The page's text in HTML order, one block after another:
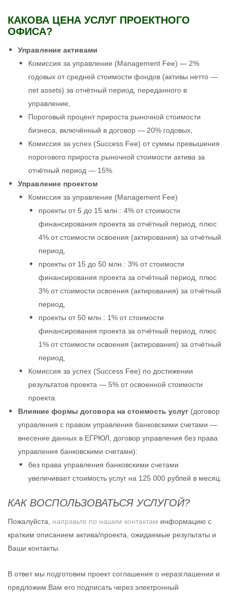
КАКОВА ЦЕНА УСЛУГ ПРОЕКТНОГО
ОФИСА?
Управление активами
Комиссия за управление (Management Fee) — 2%
годовых от средней стоимости фондов (активы нетто —
net assets) за отчётный период, переданного в
управление,
Пороговый процент прироста рыночной стоимости
бизнеса, включённый в договор — 20% годовых,
Комиссия за успех (Success Fee) от суммы превышения
порогового прироста рыночной стоимости актива за
отчётный период — 15%.
Управление проектом
Комиссия за управление (Management Fee)
проекты от 5 до 15 млн.: 4% от стоимости
финансирования проекта за отчётный период, плюс
4% от стоимости освоения (актирования) за отчётный
период,
проекты от 15 до 50 млн.: 3% от стоимости
финансирования проекта за отчётный период, плюс
3% от стоимости освоения (актирования) за отчётный
период,
проекты от 50 млн.: 1% от стоимости
финансирования проекта за отчётный период, плюс
1% от стоимости освоения (актирования) за отчётный
период,
Комиссия за успех (Success Fee) по достижении
результатов проекта — 5% от освоенной стоимости
проекта.
Влияние формы договора на стоимость услуг (договор
управления с правом управления банковскими счетами —
внесение данных в ЕГРЮЛ, договор управления без права
управления банковскими счетами):
без права управления банковскими счетами
увеличивает стоимость услуг на 125 000 рублей в месяц.
КАК ВОСПОЛЬЗОВАТЬСЯ УСЛУГОЙ?
Пожалуйста, направьте по нашим контактам информацию с
кратким описанием актива/проекта, ожидаемые результаты и
Ваши контакты.
В ответ мы подготовим проект соглашения о неразглашении и
предложим Вам его подписать через электронный